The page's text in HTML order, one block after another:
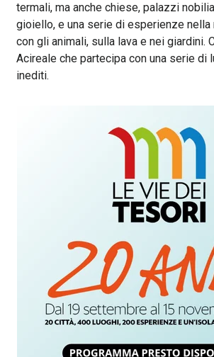
termali, ma anche chiese, palazzi
gioiello, e una serie di esperienze nella
con gli animali, sulla lava e nei giardini.
Acireale che partecipa con una serie di
inediti.